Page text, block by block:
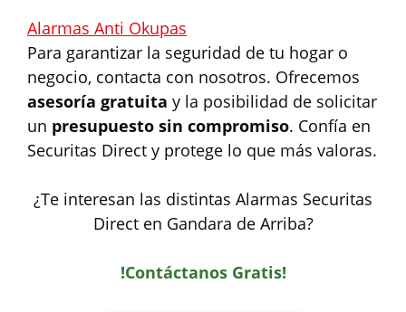
Alarmas Anti Okupas
Para garantizar la seguridad de tu hogar o
negocio, contacta con nosotros. Ofrecemos
asesoría gratuita y la posibilidad de solicitar
un presupuesto sin compromiso. Confía en
Securitas Direct y protege lo que más valoras.
¿Te interesan las distintas Alarmas Securitas
Direct en Gandara de Arriba?
!Contáctanos Gratis!